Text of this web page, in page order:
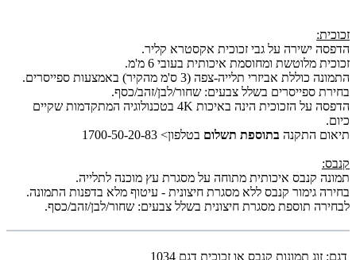
זכוכית:
הדפסה ישירה על גבי זכוכית אקסטרא קליר.
זכוכית מלוטשת ומחוסמת איכותית בעובי 6 מ'מ.
התמונה כוללת אביזרי תלייה-צפה (3 ס'מ מהקיר) באמצעות ספייסרים.
בחירת ספייסרים בשלל צבעים: שחור/לבן/זהב/כסף.
הדפסה על הזכוכית הינה באיכות 4K בטכנולוגיה המתקדמות שקיים
כיום.
תיאום התקנה בתוספת תשלום בטלפון> 1700-50-20-83
קנבס:
תמונה קנבס איכותית מתוחה על מסגרת עץ מוכנה לתלייה.
בחירה גימור קנבס ללא מסגרת חיצונית - עיטוף מלא בדפנות התמונה.
לבחירה תוספת מסגרת חיצונית בשלל צבעים: שחור/לבן/זהב/כסף.
דגם: זוג תמונות קנבס או זכוכית דגם 1034